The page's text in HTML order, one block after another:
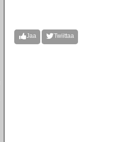
Jaa Twiittaa